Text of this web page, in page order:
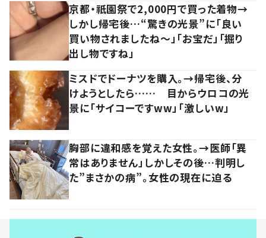
京都・祇園祭で2,000円で買った着物→
しかし帰宅後…“驚きの光景”に「良い
買い物されましたね～」「お宝だ」「掘り
出し物ですね」
ミスドでドーナツを購入。→帰宅後、分
けようとしたら…… 目からウロコの光
景に「サイコーですww」「激しいw」
胸部に違和感を覚えた女性。→医師「異
常はありません」しかしその後…判明し
た”まさかの病”。女性の現在に迫る